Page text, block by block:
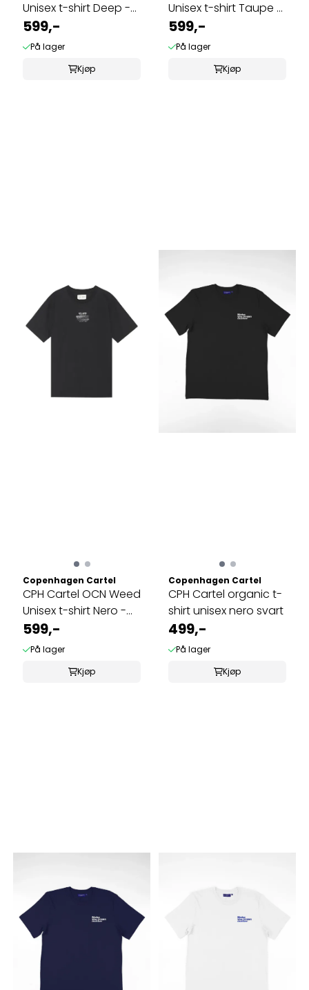
Unisex t-shirt Deep -
lilla
599,-
På lager
Kjøp
Unisex t-shirt Taupe -
beige
599,-
På lager
Kjøp
Copenhagen Cartel
CPH Cartel OCN Weed
Unisex t-shirt Nero -
sort
599,-
På lager
Kjøp
Copenhagen Cartel
CPH Cartel organic t-
shirt unisex nero svart
499,-
På lager
Kjøp